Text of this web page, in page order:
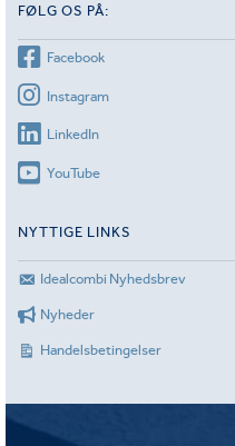
FØLG OS PÅ:
Facebook
Instagram
LinkedIn
YouTube
NYTTIGE LINKS
Idealcombi Nyhedsbrev
Nyheder
Handelsbetingelser